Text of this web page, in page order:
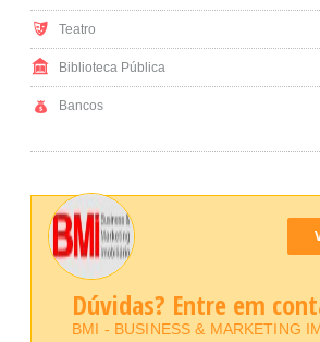
Teatro
Biblioteca Pública
Bancos
Dúvidas? Entre em
BMI - BUSINESS & MARKETING